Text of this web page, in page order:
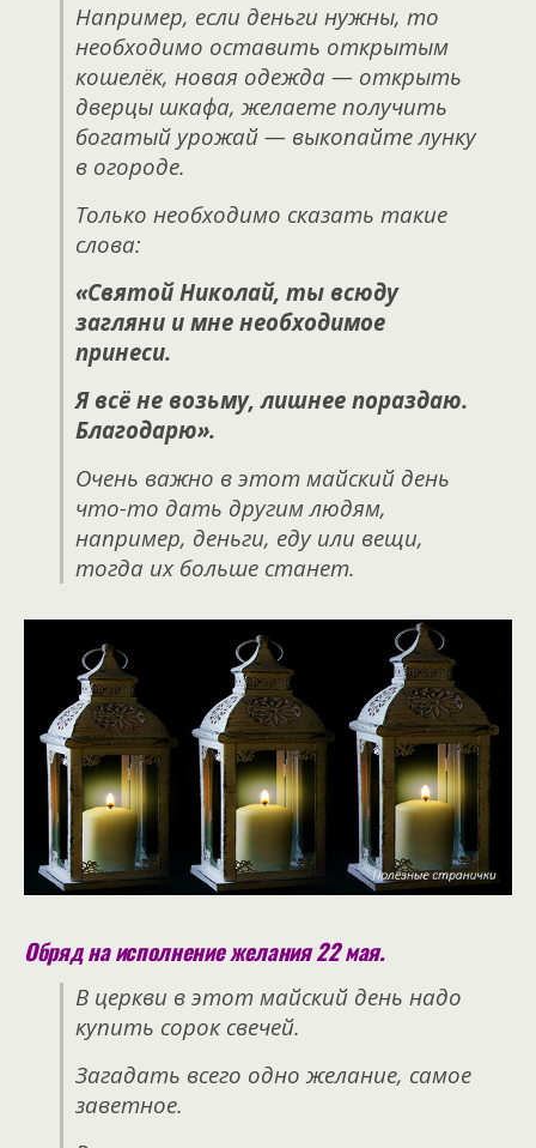
Например, если деньги нужны, то
необходимо оставить открытым
кошелёк, новая одежда — открыть
дверцы шкафа, желаете получить
богатый урожай — выкопайте лунку
в огороде.
Только необходимо сказать такие
слова:
«Святой Николай, ты всюду
загляни и мне необходимое
принеси.
Я всё не возьму, лишнее пораздаю.
Благодарю».
Очень важно в этот майский день
что-то дать другим людям,
например, деньги, еду или вещи,
тогда их больше станет.
Обряд на исполнение желания 22 мая.
В церкви в этот майский день надо
купить сорок свечей.
Загадать всего одно желание, самое
заветное.